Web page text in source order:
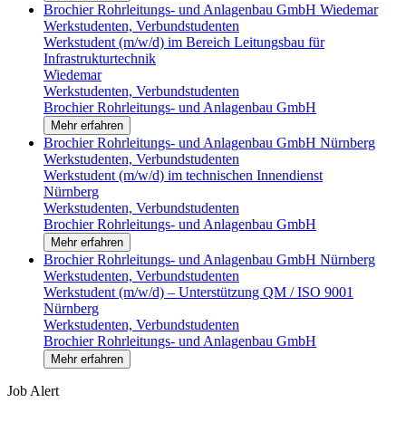
Brochier Rohrleitungs- und Anlagenbau GmbH Wiedemar
Werkstudenten, Verbundstudenten
Werkstudent (m/w/d) im Bereich Leitungsbau für
Infrastrukturtechnik
Wiedemar
Werkstudenten, Verbundstudenten
Brochier Rohrleitungs- und Anlagenbau GmbH
Mehr erfahren
Brochier Rohrleitungs- und Anlagenbau GmbH Nürnberg
Werkstudenten, Verbundstudenten
Werkstudent (m/w/d) im technischen Innendienst
Nürnberg
Werkstudenten, Verbundstudenten
Brochier Rohrleitungs- und Anlagenbau GmbH
Mehr erfahren
Brochier Rohrleitungs- und Anlagenbau GmbH Nürnberg
Werkstudenten, Verbundstudenten
Werkstudent (m/w/d) – Unterstützung QM / ISO 9001
Nürnberg
Werkstudenten, Verbundstudenten
Brochier Rohrleitungs- und Anlagenbau GmbH
Mehr erfahren
Job Alert